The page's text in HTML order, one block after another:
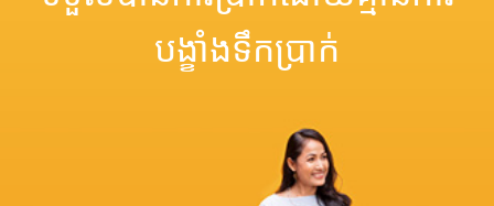
បង្ខាំងទឹកប្រាក់